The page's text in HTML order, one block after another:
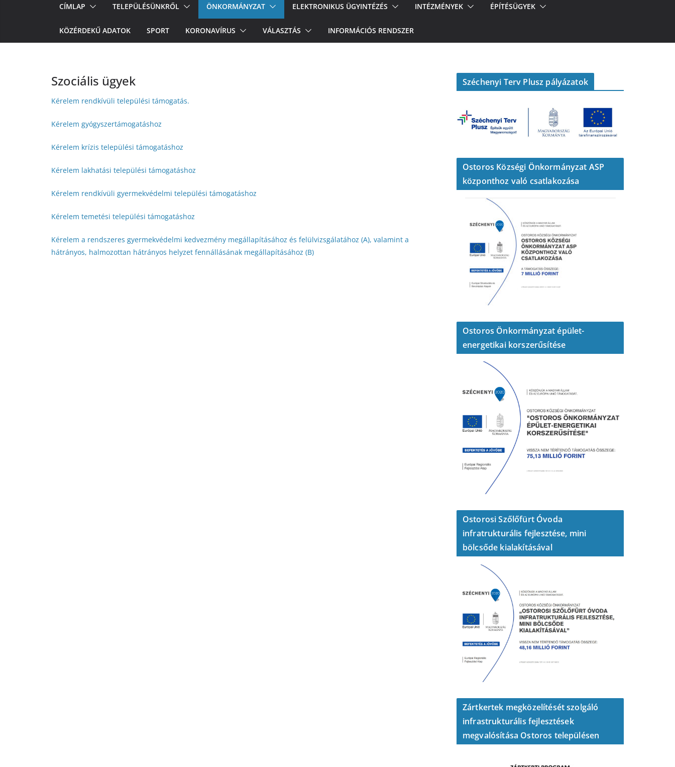
CÍMLAP TELEPÜLÉSÜNKRŐL ÖNKORMÁNYZAT ELEKTRONIKUS ÜGYINTÉZÉS INTÉZMÉNYEK ÉPÍTÉSÜGYEK
KÖZÉRDEKŰ ADATOK SPORT KORONAVÍRUS VÁLASZTÁS INFORMÁCIÓS RENDSZER
Szociális ügyek
Kérelem rendkívüli települési támogatás.
Kérelem gyógyszertámogatáshoz
Kérelem krízis települési támogatáshoz
Kérelem lakhatási települési támogatáshoz
Kérelem rendkívüli gyermekvédelmi települési támogatáshoz
Kérelem temetési települési támogatáshoz
Kérelem a rendszeres gyermekvédelmi kedvezmény megállapításához és felülvizsgálatához (A), valamint a
hátrányos, halmozottan hátrányos helyzet fennállásának megállapításához (B)
Széchenyi Terv Plusz pályázatok
Ostoros Községi Önkormányzat ASP
központhoz való csatlakozása
Ostoros Önkormányzat épület-
energetikai korszerűsítése
Ostorosi Szőlőfürt Óvoda
infratrukturális fejlesztése, mini
bölcsőde kialakításával
Zártkertek megközelítését szolgáló
infrastrukturális fejlesztések
megvalósítása Ostoros településen